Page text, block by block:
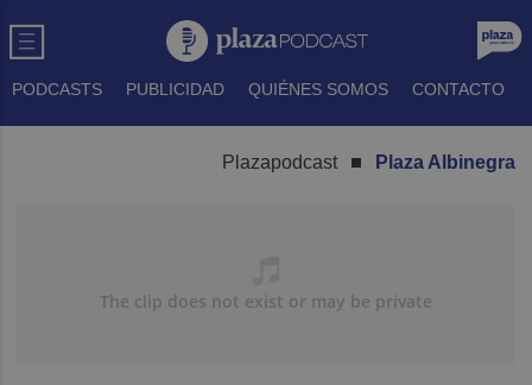
PODCASTS PUBLICIDAD QUIÉNES SOMOS CONTACTO
Plazapodcast Plaza Albinegra